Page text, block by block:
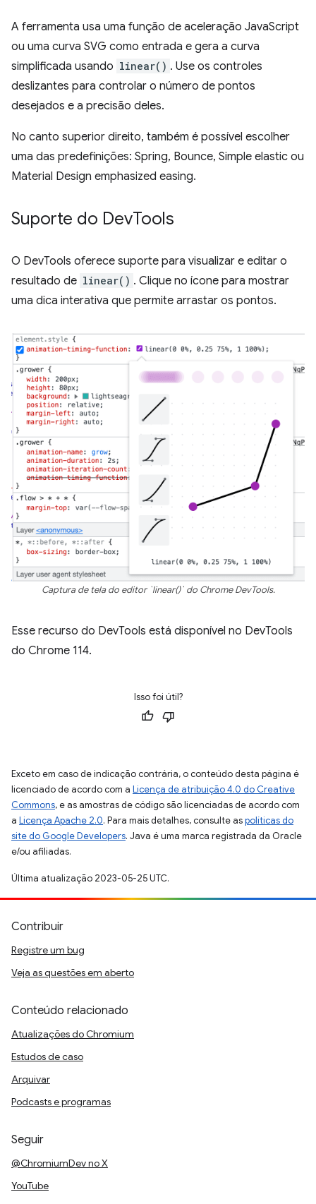
A ferramenta usa uma função de aceleração JavaScript
ou uma curva SVG como entrada e gera a curva
simplificada usando linear() . Use os controles
deslizantes para controlar o número de pontos
desejados e a precisão deles.
No canto superior direito, também é possível escolher
uma das predefinições: Spring, Bounce, Simple elastic ou
Material Design emphasized easing.
Suporte do DevTools
O DevTools oferece suporte para visualizar e editar o
resultado de linear() . Clique no ícone para mostrar
uma dica interativa que permite arrastar os pontos.
Captura de tela do editor `linear()` do Chrome DevTools.
Esse recurso do DevTools está disponível no DevTools
do Chrome 114.
Isso foi útil?
Exceto em caso de indicação contrária, o conteúdo desta página é
licenciado de acordo com a Licença de atribuição 4.0 do Creative
Commons, e as amostras de código são licenciadas de acordo com
a Licença Apache 2.0. Para mais detalhes, consulte aspolíticas do
site do Google Developers. Java é uma marca registrada da Oracle
e/ou afiliadas.
Última atualização 2023-05-25 UTC.
Contribuir
Registre um bug
Veja as questões em aberto
Conteúdo relacionado
Atualizações do Chromium
Estudos de caso
Arquivar
Podcasts e programas
Seguir
@ChromiumDev no X
YouTube